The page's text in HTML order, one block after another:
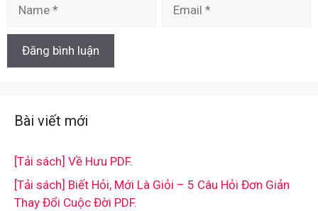
Bài viết mới
[Tải sách] Về Hưu PDF.
[Tải sách] Biết Hỏi, Mới Là Giỏi – 5 Câu Hỏi Đơn Giản
Thay Đổi Cuộc Đời PDF.